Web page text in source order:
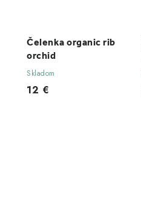
Čelenka organic rib
orchid
Skladom
12 €